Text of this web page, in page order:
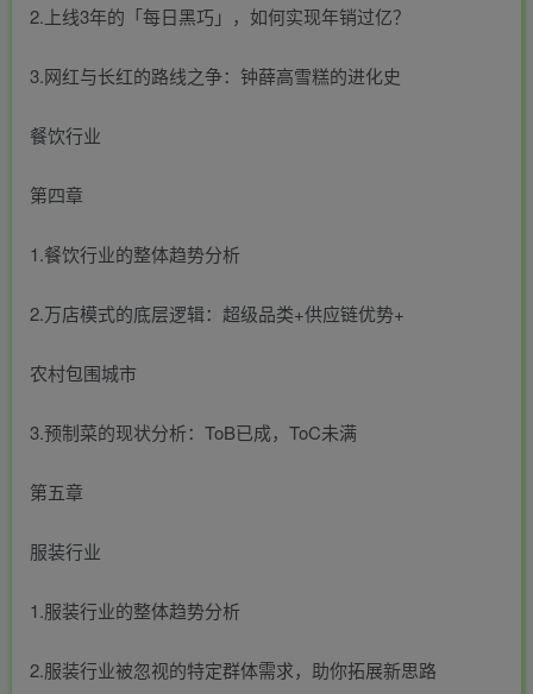
2.上线3年的「每日黑巧」，如何实现年销过亿？
3.网红与长红的路线之争：钟薛高雪糕的进化史
餐饮行业
第四章
1.餐饮行业的整体趋势分析
2.万店模式的底层逻辑：超级品类+供应链优势+
农村包围城市
3.预制菜的现状分析：ToB已成，ToC未满
第五章
服装行业
1.服装行业的整体趋势分析
2.服装行业被忽视的特定群体需求，助你拓展新思路